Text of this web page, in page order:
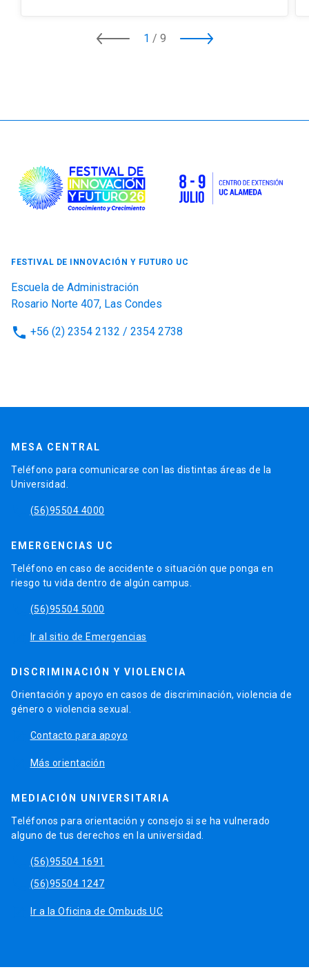
1 / 9
FESTIVAL DE INNOVACIÓN Y FUTURO UC
Escuela de Administración
Rosario Norte 407, Las Condes
phone +56 (2) 2354 2132 / 2354 2738
MESA CENTRAL
Teléfono para comunicarse con las distintas áreas de la
Universidad.
(56)95504 4000
EMERGENCIAS UC
Teléfono en caso de accidente o situación que ponga en
riesgo tu vida dentro de algún campus.
(56)95504 5000
Ir al sitio de Emergencias
DISCRIMINACIÓN Y VIOLENCIA
Orientación y apoyo en casos de discriminación, violencia de
género o violencia sexual.
Contacto para apoyo
Más orientación
MEDIACIÓN UNIVERSITARIA
Teléfonos para orientación y consejo si se ha vulnerado
alguno de tus derechos en la universidad.
(56)95504 1691
(56)95504 1247
Ir a la Oficina de Ombuds UC